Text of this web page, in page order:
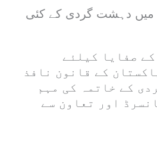
میں دہشت گردی کے کئی
صفایا کیلئے
کے قانون نافذ
کے خاتمہ کی مہم
اور تعاون سے